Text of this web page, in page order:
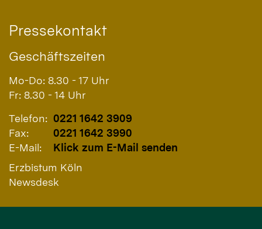
Pressekontakt
Geschäftszeiten
Mo-Do: 8.30 - 17 Uhr
Fr: 8.30 - 14 Uhr
Telefon: 0221 1642 3909
Fax:
0221 1642 3990
E-Mail:
Klick zum E-Mail senden
Erzbistum Köln
Newsdesk